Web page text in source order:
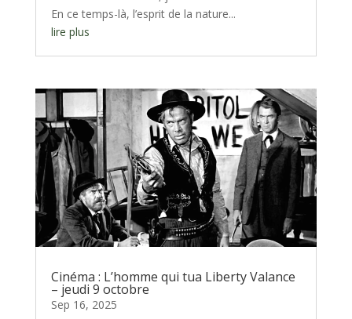
En ce temps-là, l’esprit de la nature...
lire plus
Cinéma : L’homme qui tua Liberty Valance
– jeudi 9 octobre
Sep 16, 2025